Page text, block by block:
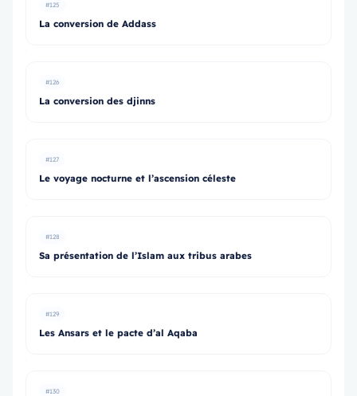
#125
La conversion de Addass
#126
La conversion des djinns
#127
Le voyage nocturne et l’ascension céleste
#128
Sa présentation de l’Islam aux tribus arabes
#129
Les Ansars et le pacte d’al Aqaba
#130